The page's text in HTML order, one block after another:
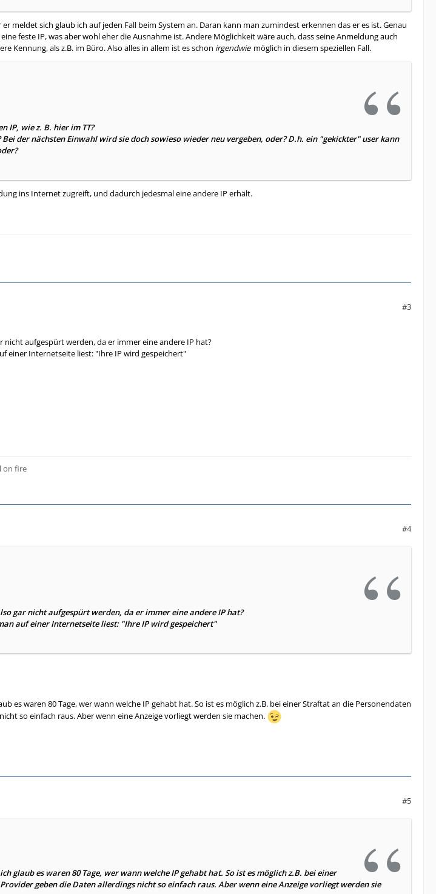
meldet sich glaub ich auf jeden Fall beim System an. Daran kann man zumindest erkennen das er es ist. Genau
feste IP, was aber wohl eher die Ausnahme ist. Andere Möglichkeit wäre auch, dass seine Anmeldung auch
Kennung, als z.B. im Büro. Also alles in allem ist es schon irgendwie möglich in diesem speziellen Fall.
IP, wie z. B. hier im TT?
Bei der nächsten Einwahl wird sie doch sowieso wieder neu vergeben, oder? D.h. ein "gekickter" user kann
ins Internet zugreift, und dadurch jedesmal eine andere IP erhält.
#3
nicht aufgespürt werden, da er immer eine andere IP hat?
einer Internetseite liest: "Ihre IP wird gespeichert"
on fire
#4
gar nicht aufgespürt werden, da er immer eine andere IP hat?
auf einer Internetseite liest: "Ihre IP wird gespeichert"
es waren 80 Tage, wer wann welche IP gehabt hat. So ist es möglich z.B. bei einer Straftat an die Personendaten
so einfach raus. Aber wenn eine Anzeige vorliegt werden sie machen.
#5
glaub es waren 80 Tage, wer wann welche IP gehabt hat. So ist es möglich z.B. bei einer
geben die Daten allerdings nicht so einfach raus. Aber wenn eine Anzeige vorliegt werden sie